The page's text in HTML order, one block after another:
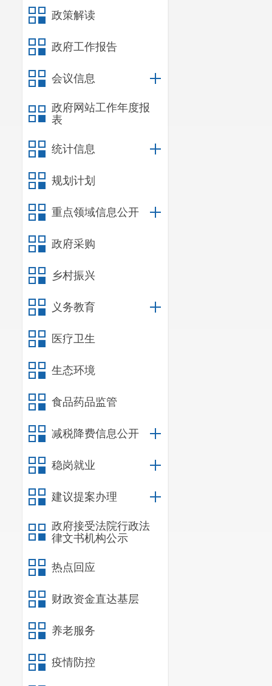
政策解读
政府工作报告
会议信息
政府网站工作年度报
表
统计信息
规划计划
重点领域信息公开
政府采购
乡村振兴
义务教育
医疗卫生
生态环境
食品药品监管
减税降费信息公开
稳岗就业
建议提案办理
政府接受法院行政法
律文书机构公示
热点回应
财政资金直达基层
养老服务
疫情防控